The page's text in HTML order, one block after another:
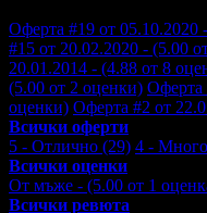
Оферта #19 от 05.10.2020
#15 от 20.02.2020 - (5.00
20.01.2014 - (4.88 от 8
(5.00 от 2 оценки) Оферта
оценки) Оферта #2 от
Всички оферти
5 - Отлично (29) 4 -
Всички оценки
От мъже - (5.00 от 1
Всички ревюта